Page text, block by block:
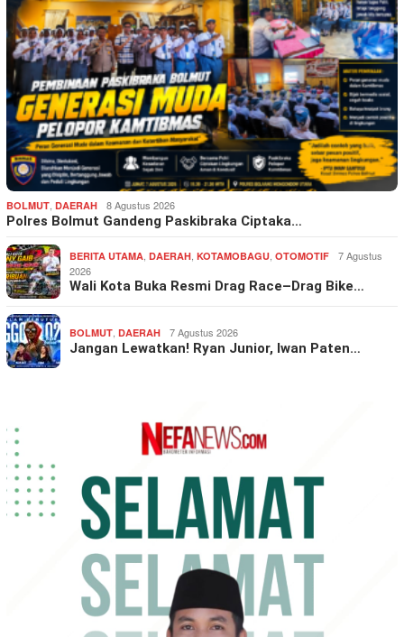
BOLMUT, DAERAH 8 Agustus 2026
Polres Bolmut Gandeng Paskibraka Ciptaka…
BERITA UTAMA, DAERAH, KOTAMOBAGU, OTOMOTIF
7 Agustus
2026
Wali Kota Buka Resmi Drag Race–Drag Bike…
BOLMUT, DAERAH 7 Agustus 2026
Jangan Lewatkan! Ryan Junior, Iwan Paten…